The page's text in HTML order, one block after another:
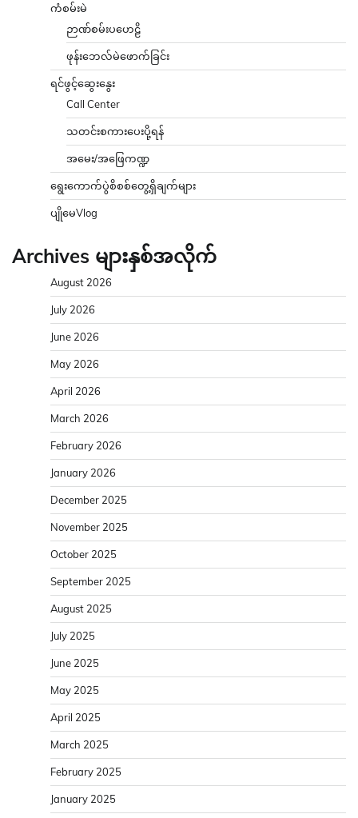
ကံစမ်းမဲ
ဉာဏ်စမ်းပဟေဠိ
ဖုန်းဘေလ်မဲဖောက်ခြင်း
ရင်ဖွင့်ဆွေးနွေး
Call Center
သတင်းစကားပေးပို့ရန်
အမေး/အဖြေကဏ္ဍ
ရွေးကောက်ပွဲစိစစ်တွေ့ရှိချက်များ
ပျိုမေVlog
Archives များနှစ်အလိုက်
August 2026
July 2026
June 2026
May 2026
April 2026
March 2026
February 2026
January 2026
December 2025
November 2025
October 2025
September 2025
August 2025
July 2025
June 2025
May 2025
April 2025
March 2025
February 2025
January 2025